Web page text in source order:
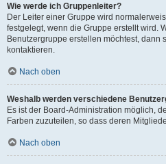
Wie werde ich Gruppenleiter?
Der Leiter einer Gruppe wird
festgelegt, wenn die Gruppe erstellt wird.
Benutzergruppe erstellen möchtest, dann
kontaktieren.
Nach oben
Weshalb werden verschiedene
Es ist der Board-Administration möglich,
Farben zuzuteilen, so dass deren
Nach oben